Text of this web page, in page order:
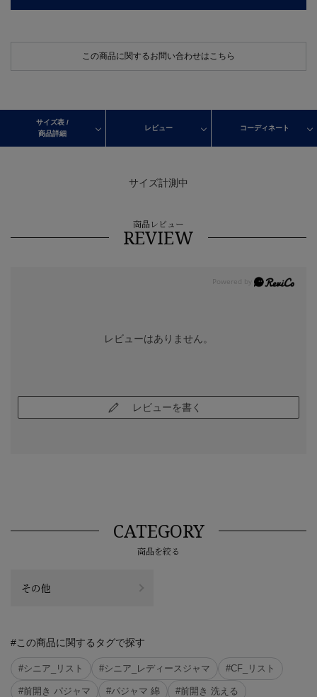
この商品に関するお問い合わせはこちら
サイズ表 /
商品詳細
レビュー コーディネート
サイズ計測中
商品レビュー
REVIEW
レビューはありません。
レビューを書く
CATEGORY
商品を絞る
その他
#この商品に関するタグで探す
#シニア_リスト #シニア_レディースジャマ #CF_リスト
#前開き パジャマ #パジャマ 綿 #前開き 洗える